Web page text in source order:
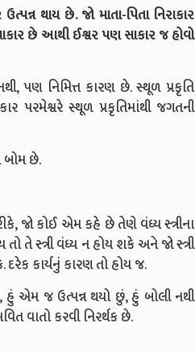
થાય છે. જો માતા-પિતા નિરાકાર
છે આથી ઈશ્વર પણ સાકાર જ હોવો
પણ નિમિત્ત કારણ છે. સ્થૂળ પ્રકૃતિ
પરમેશ્વરે સ્થૂળ પ્રકૃતિમાંથી જગતની
બોમ છે.
જો કોઈ એમ કહે છે તેણે વંધ્ય સ્ત્રીના
તે સ્ત્રી વંધ્ય ન હોય શકે અને જો સ્ત્રી
કાર્યનું કારણ તો હોય જ.
હું એમ જ ઉત્પન્ન થયો છું, હું બોલી નથી
વાતો કરવી નિરર્થક છે.